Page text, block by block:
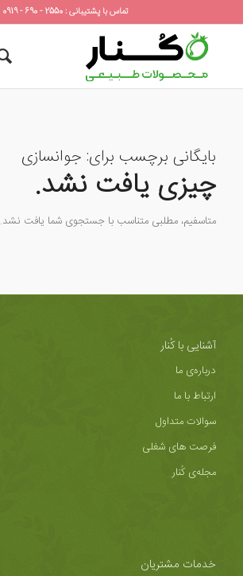
تماس با پشتیبانی : 2550 - 690 - 0919
بایگانی برچسب برای: جوانسازی
چیزی یافت نشد.
متاسفیم، مطلبی متناسب با جستجوی شما یافت نشد.
آشنایی با کُنار
درباره‌ی ما
ارتباط با ما
سوالات متداول
فرصت های شغلی
مجله‌ی کُنار
خدمات مشتریان